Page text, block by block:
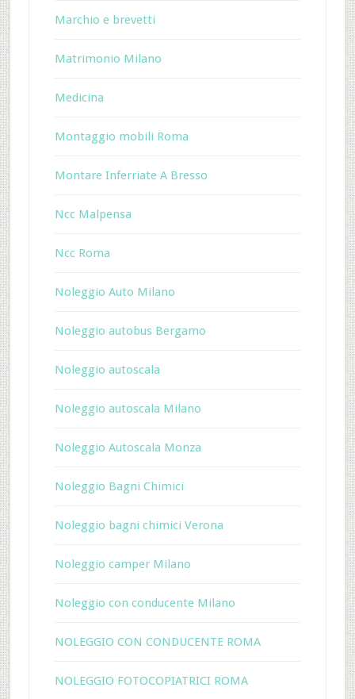
Marchio e brevetti
Matrimonio Milano
Medicina
Montaggio mobili Roma
Montare Inferriate A Bresso
Ncc Malpensa
Ncc Roma
Noleggio Auto Milano
Noleggio autobus Bergamo
Noleggio autoscala
Noleggio autoscala Milano
Noleggio Autoscala Monza
Noleggio Bagni Chimici
Noleggio bagni chimici Verona
Noleggio camper Milano
Noleggio con conducente Milano
NOLEGGIO CON CONDUCENTE ROMA
NOLEGGIO FOTOCOPIATRICI ROMA